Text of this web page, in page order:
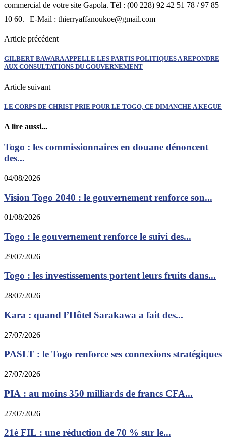
commercial de votre site Gapola. Tél : (00 228) 92 42 51 78 / 97 85
10 60. | E-Mail : thierryaffanoukoe@gmail.com
Article précédent
GILBERT BAWARA APPELLE LES PARTIS POLITIQUES A REPONDRE
AUX CONSULTATIONS DU GOUVERNEMENT
Article suivant
LE CORPS DE CHRIST PRIE POUR LE TOGO, CE DIMANCHE A KEGUE
A lire aussi...
Togo : les commissionnaires en douane dénoncent
des...
04/08/2026
Vision Togo 2040 : le gouvernement renforce son...
01/08/2026
Togo : le gouvernement renforce le suivi des...
29/07/2026
Togo : les investissements portent leurs fruits dans...
28/07/2026
Kara : quand l’Hôtel Sarakawa a fait des...
27/07/2026
PASLT : le Togo renforce ses connexions stratégiques
27/07/2026
PIA : au moins 350 milliards de francs CFA...
27/07/2026
21è FIL : une réduction de 70 % sur le...